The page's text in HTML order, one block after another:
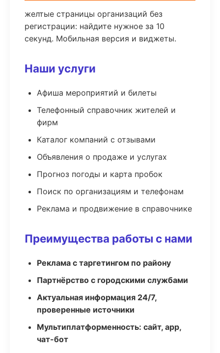
желтые страницы организаций без
регистрации: найдите нужное за 10
секунд. Мобильная версия и виджеты.
Наши услуги
Афиша мероприятий и билеты
Телефонный справочник жителей и
фирм
Каталог компаний с отзывами
Объявления о продаже и услугах
Прогноз погоды и карта пробок
Поиск по организациям и телефонам
Реклама и продвижение в справочнике
Преимущества работы с нами
Реклама с таргетингом по району
Партнёрство с городскими службами
Актуальная информация 24/7,
проверенные источники
Мультиплатформенность: сайт, app,
чат-бот